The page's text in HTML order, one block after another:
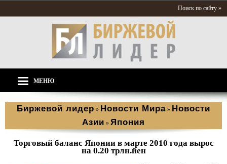
Поиск по сайту »
МЕНЮ
Биржевой лидер » Новости Мира » Новости
Азии » Япония
Торговый баланс Японии в марте 2010 года вырос
на 0.20 трлн.йен